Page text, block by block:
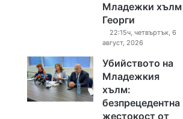
Младежки хълм
Георги
22:15ч, четвъртък, 6
август, 2026
Убийството на
Младежкия
хълм:
безпрецедентна
жестокост от